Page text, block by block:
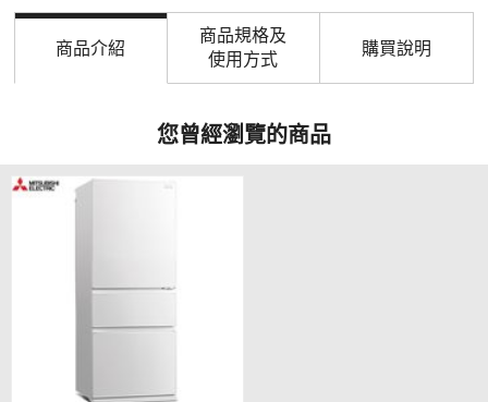
商品介紹
商品規格及
使用方式
購買說明
您曾經瀏覽的商品